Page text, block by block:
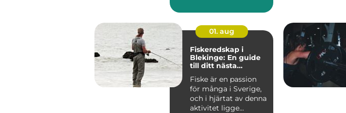
medelst...
01. aug
Fiskeredskap i
Blekinge: En guide
till ditt nästa
Fiske är en passion
för många i Sverige,
och i hjärtat av denna
aktivitet ligge...